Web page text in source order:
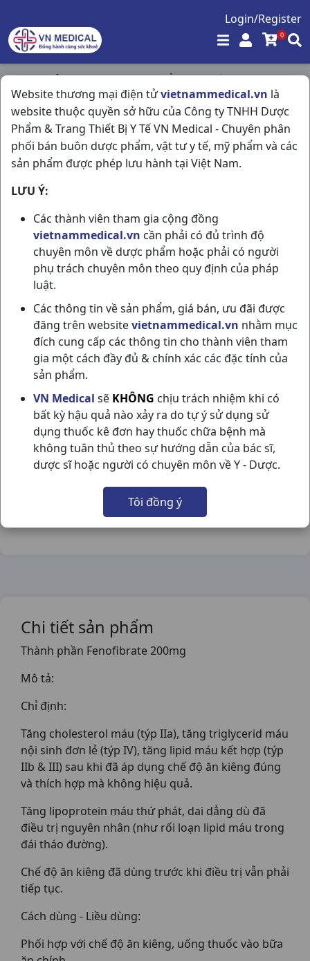
Login/Register
0
Website thương mại điện tửvietnammedical.vn là
website thuộc quyền sở hữu của Công ty TNHH Dược
Phẩm & Trang Thiết Bị Y Tế VN Medical - Chuyên phân
phối bán buôn dược phẩm, vật tư y tế, mỹ phẩm và các
sản phẩm được phép lưu hành tại Việt Nam.
LƯU Ý:
Các thành viên tham gia cộng đồng
vietnammedical.vn cần phải có đủ trình độ
chuyên môn về dược phẩm hoặc phải có người
phụ trách chuyên môn theo quy định của pháp
luật.
Các thông tin về sản phẩm, giá bán, ưu đãi được
đăng trên websitevietnammedical.vn nhằm mục
đích cung cấp các thông tin cho thành viên tham
gia một cách đầy đủ & chính xác các đặc tính của
sản phẩm.
VN Medical sẽ KHÔNG chịu trách nhiệm khi có
bất kỳ hậu quả nào xảy ra do tự ý sử dụng sử
dụng thuốc kê đơn hay thuốc chữa bệnh mà
không tuân thủ theo sự hướng dẫn của bác sĩ,
dược sĩ hoặc người có chuyên môn về Y - Dược.
Tôi đồng ý
Trang chủ / Tim Mạch - Lợi Tiểu- Nội Tiết /
Lipanthyl 200mg H30vna Abbott
LIPANTHYL 200MG H30VNA ABBOTT
NSX:Abbott
Nhóm hàng:Tim Mạch - Lợi Tiểu- Nội Tiết,
Chia sẻ qua mạng xã hội:
Chi tiết sản phẩm
Thành phần Fenofibrate 200mg
Mô tả:
Chỉ định:
Tăng cholesterol máu (týp IIa), tăng triglycerid máu
nội sinh đơn lẻ (týp IV), tăng lipid máu kết hợp (týp
IIb & III) sau khi đã áp dụng chế độ ăn kiêng đúng
và thích hợp mà không hiệu quả.
Tăng lipoprotein máu thứ phát, dai dẳng dù đã
điều trị nguyên nhân (như rối loạn lipid máu trong
đái tháo đường).
Chế độ ăn kiêng đã dùng trước khi điều trị vẫn phải
tiếp tục.
Cách dùng - Liều dùng:
Phối hợp với chế độ ăn kiêng, uống thuốc vào bữa